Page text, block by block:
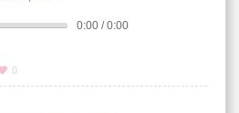
0:00 / 0:00
0